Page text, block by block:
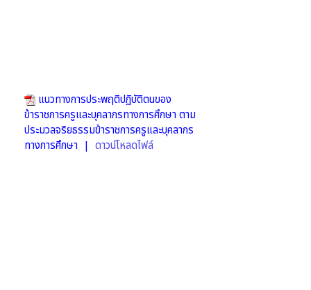
แนวทางการประพฤติปฏิบัติตนของ
ข้าราชการครูและบุคลากรทางการศึกษา ตาม
ประมวลจริยธรรมข้าราชการครูและบุคลากร
ทางการศึกษา | ดาวน์โหลดไฟล์